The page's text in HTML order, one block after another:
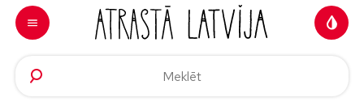
Doties uz saturu